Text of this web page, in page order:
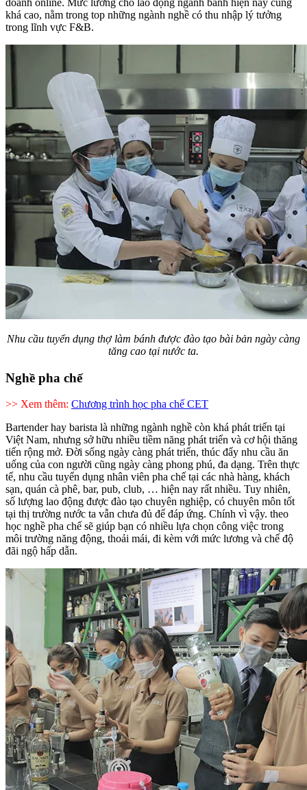
khá cao, nằm trong top những ngành nghề có thu nhập lý tưởng
trong lĩnh vực F&B.
Nhu cầu tuyển dụng thợ làm bánh được đào tạo bài bản ngày càng
tăng cao tại nước ta.
Nghề pha chế
>> Xem thêm: Chương trình học pha chế CET
Bartender hay barista là những ngành nghề còn khá phát triển tại
Việt Nam, nhưng sở hữu nhiều tiềm năng phát triển và cơ hội thăng
tiến rộng mở. Đời sống ngày càng phát triển, thúc đẩy nhu cầu ăn
uống của con người cũng ngày càng phong phú, đa dạng. Trên thực
tế, nhu cầu tuyển dụng nhân viên pha chế tại các nhà hàng, khách
sạn, quán cà phê, bar, pub, club, … hiện nay rất nhiều. Tuy nhiên,
số lượng lao động được đào tạo chuyên nghiệp, có chuyên môn tốt
tại thị trường nước ta vẫn chưa đủ để đáp ứng. Chính vì vậy. theo
học nghề pha chế sẽ giúp bạn có nhiều lựa chọn công việc trong
môi trường năng động, thoải mái, đi kèm với mức lương và chế độ
đãi ngộ hấp dẫn.